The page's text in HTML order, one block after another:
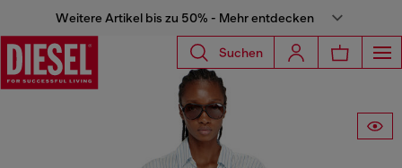
Weitere Artikel bis zu 50% - Mehr entdecken
Suchen